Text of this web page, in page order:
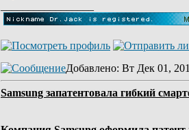
Добавлено: Вт Дек 01,
Samsung запатентовала гибкий